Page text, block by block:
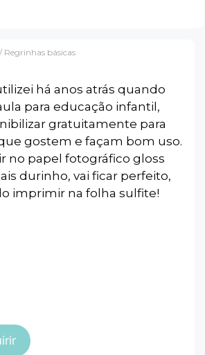
/ Regrinhas básicas
há anos atrás quando
para educação infantil,
gratuitamente para
gostem e façam bom uso.
no papel fotográfico gloss
durinho, vai ficar perfeito,
imprimir na folha sulfite!